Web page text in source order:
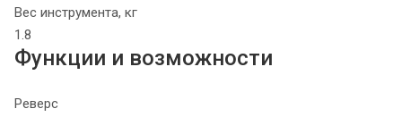
Вес инструмента, кг
1.8
Функции и возможности
Реверс